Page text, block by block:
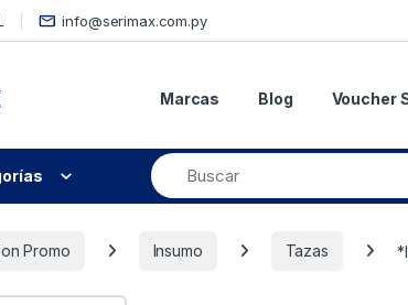
info@serimax.com.py
Marcas Blog Voucher
Promo Insumo Tazas